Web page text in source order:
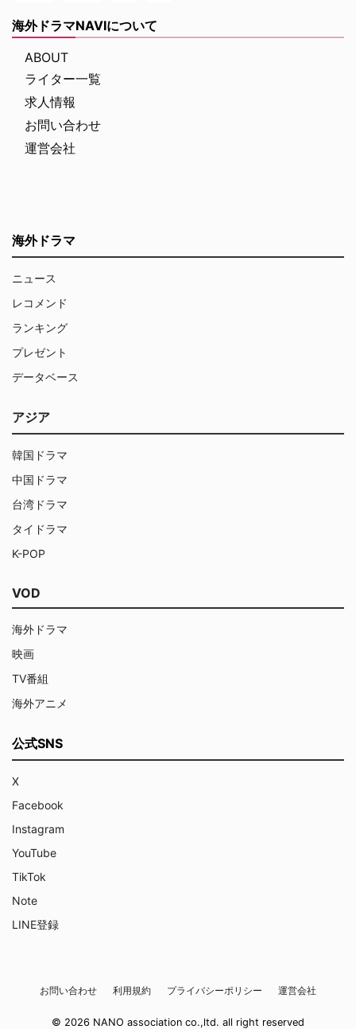
海外ドラマNAVIについて
ABOUT
ライター一覧
求人情報
お問い合わせ
運営会社
海外ドラマ
ニュース
レコメンド
ランキング
プレゼント
データベース
アジア
韓国ドラマ
中国ドラマ
台湾ドラマ
タイドラマ
K-POP
VOD
海外ドラマ
映画
TV番組
海外アニメ
公式SNS
X
Facebook
Instagram
YouTube
TikTok
Note
LINE登録
お問い合わせ 利用規約 プライバシーポリシー 運営会社
© 2026 NANO association co.,ltd. all right reserved